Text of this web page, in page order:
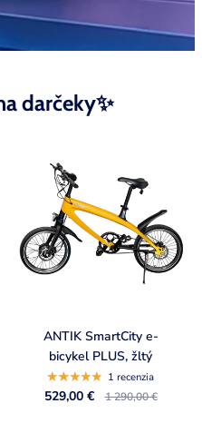
darčeky✨
ANTIK SmartCity e-
bicykel PLUS, žltý
1 recenzia
529,00 € 1 290,00 €